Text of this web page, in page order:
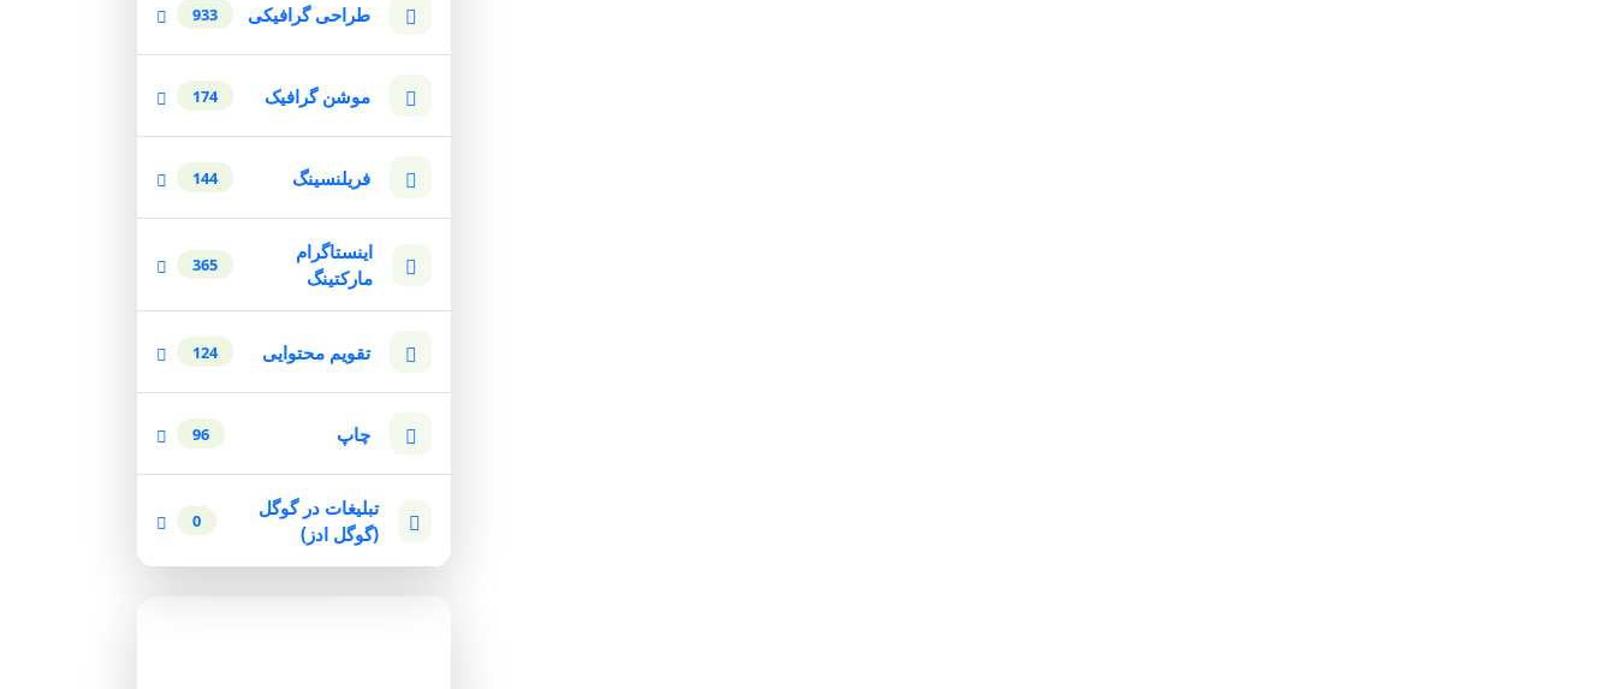
طراحی گرافیکی 933
موشن گرافیک 174
فریلنسینگ 144
اینستاگرام
مارکتینگ
365
تقویم محتوایی 124
چاپ 96
تبلیغات در گوگل
(گوگل ادز)
0